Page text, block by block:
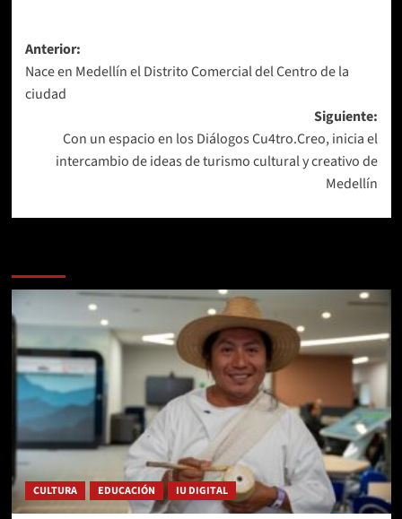
Navegación
de
entradas
Anterior:
Nace en Medellín el Distrito Comercial del Centro de la
ciudad
Siguiente:
Con un espacio en los Diálogos Cu4tro.Creo, inicia el
intercambio de ideas de turismo cultural y creativo de
Medellín
CULTURA EDUCACIÓN IU DIGITAL